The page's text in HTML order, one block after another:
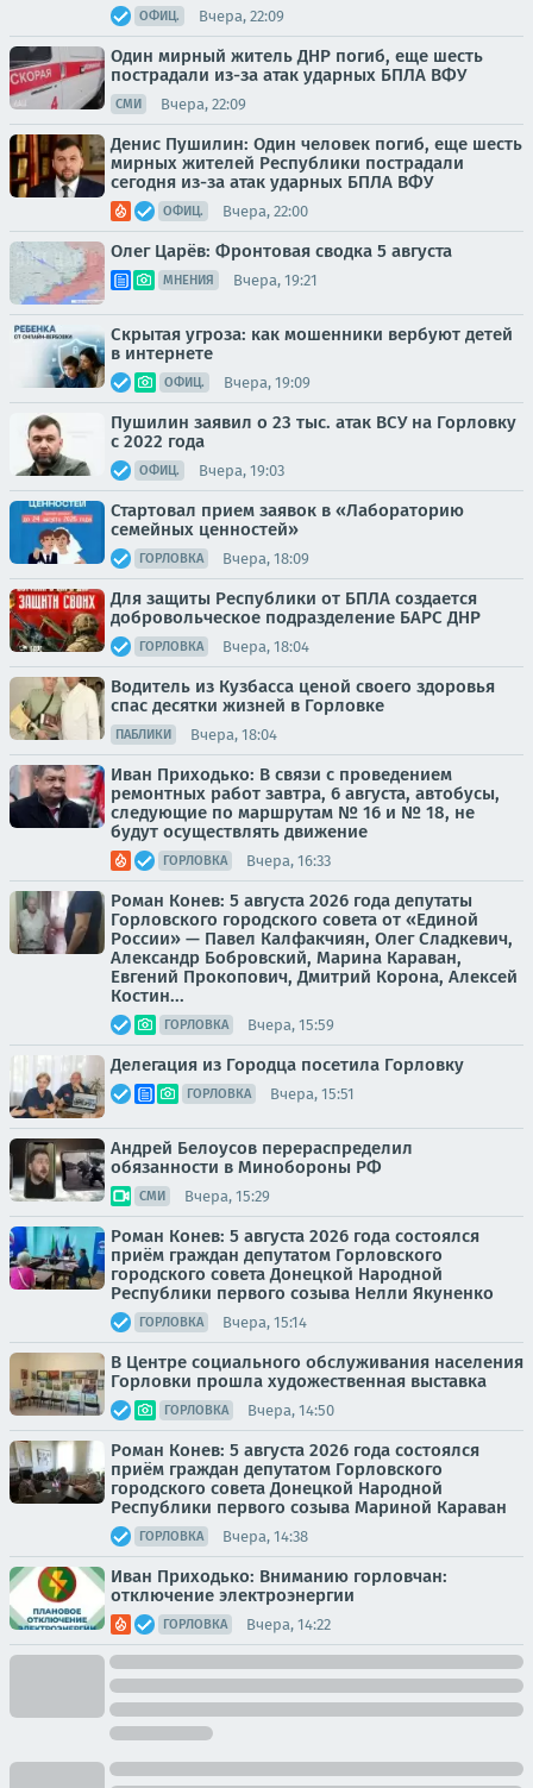
ОФИЦ. Вчера, 22:09
Один мирный житель ДНР погиб, еще шесть
пострадали из-за атак ударных БПЛА ВФУ
СМИ Вчера, 22:09
Денис Пушилин: Один человек погиб, еще шесть
мирных жителей Республики пострадали
сегодня из-за атак ударных БПЛА ВФУ
ОФИЦ. Вчера, 22:00
Олег Царёв: Фронтовая сводка 5 августа
МНЕНИЯ Вчера, 19:21
Скрытая угроза: как мошенники вербуют детей
в интернете
ОФИЦ. Вчера, 19:09
Пушилин заявил о 23 тыс. атак ВСУ на Горловку
с 2022 года
ОФИЦ. Вчера, 19:03
Стартовал прием заявок в «Лабораторию
семейных ценностей»
ГОРЛОВКА Вчера, 18:09
Для защиты Республики от БПЛА создается
добровольческое подразделение БАРС ДНР
ГОРЛОВКА Вчера, 18:04
Водитель из Кузбасса ценой своего здоровья
спас десятки жизней в Горловке
ПАБЛИКИ Вчера, 18:04
Иван Приходько: В связи с проведением
ремонтных работ завтра, 6 августа, автобусы,
следующие по маршрутам № 16 и № 18, не
будут осуществлять движение
ГОРЛОВКА Вчера, 16:33
Роман Конев: 5 августа 2026 года депутаты
Горловского городского совета от «Единой
России» — Павел Калфакчиян, Олег Сладкевич,
Александр Бобровский, Марина Караван,
Евгений Прокопович, Дмитрий Корона, Алексей
Костин...
ГОРЛОВКА Вчера, 15:59
Делегация из Городца посетила Горловку
ГОРЛОВКА Вчера, 15:51
Андрей Белоусов перераспределил
обязанности в Минобороны РФ
СМИ Вчера, 15:29
Роман Конев: 5 августа 2026 года состоялся
приём граждан депутатом Горловского
городского совета Донецкой Народной
Республики первого созыва Нелли Якуненко
ГОРЛОВКА Вчера, 15:14
В Центре социального обслуживания населения
Горловки прошла художественная выставка
ГОРЛОВКА Вчера, 14:50
Роман Конев: 5 августа 2026 года состоялся
приём граждан депутатом Горловского
городского совета Донецкой Народной
Республики первого созыва Мариной Караван
ГОРЛОВКА Вчера, 14:38
Иван Приходько: Вниманию горловчан:
отключение электроэнергии
ГОРЛОВКА Вчера, 14:22